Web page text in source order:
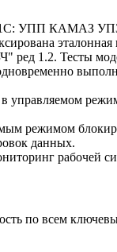
"1С: УПП КАМАЗ
эталонная
ред 1.2. Тесты
управляемом
режимом
данных.
рабочей
по всем